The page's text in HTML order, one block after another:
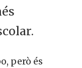
però és